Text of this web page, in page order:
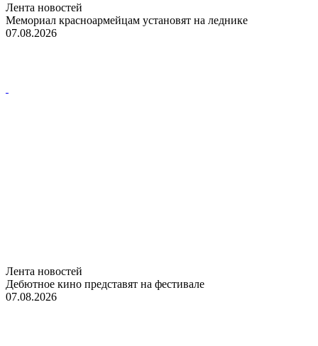
Лента новостей
Мемориал красноармейцам установят на леднике
07.08.2026
Лента новостей
Дебютное кино представят на фестивале
07.08.2026